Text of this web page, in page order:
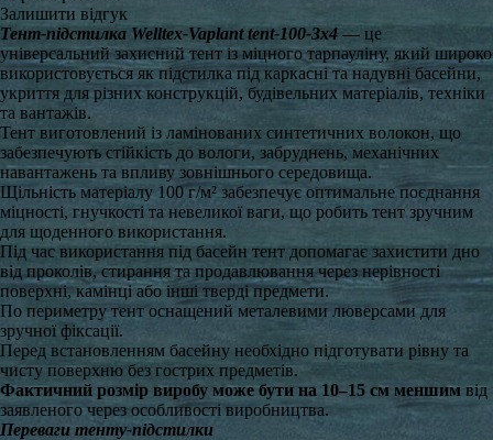
Залишити відгук
Тент-підстилка Welltex-Vaplant tent-100-3x4 — це
універсальний захисний тент із міцного тарпауліну, який широко
використовується як підстилка під каркасні та надувні басейни,
укриття для різних конструкцій, будівельних матеріалів, техніки
та вантажів.
Тент виготовлений із ламінованих синтетичних волокон, що
забезпечують стійкість до вологи, забруднень, механічних
навантажень та впливу зовнішнього середовища.
Щільність матеріалу 100 г/м² забезпечує оптимальне поєднання
міцності, гнучкості та невеликої ваги, що робить тент зручним
для щоденного використання.
Під час використання під басейн тент допомагає захистити дно
від проколів, стирання та продавлювання через нерівності
поверхні, камінці або інші тверді предмети.
По периметру тент оснащений металевими люверсами для
зручної фіксації.
Перед встановленням басейну необхідно підготувати рівну та
чисту поверхню без гострих предметів.
Фактичний розмір виробу може бути на 10–15 см меншим від
заявленого через особливості виробництва.
Переваги тенту-підстилки